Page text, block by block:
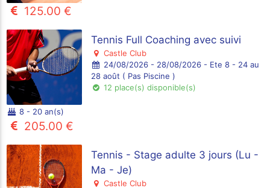
125.00 €
Tennis Full Coaching avec suivi
Castle Club
24/08/2026 - 28/08/2026 - Ete 8 - 24 au
28 août ( Pas Piscine )
12 place(s) disponible(s)
8 - 20 an(s)
205.00 €
Tennis - Stage adulte 3 jours (Lu -
Ma - Je)
Castle Club